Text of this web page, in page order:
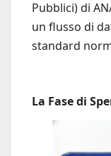
Pubblici) di
un flusso di
standard
La Fase di